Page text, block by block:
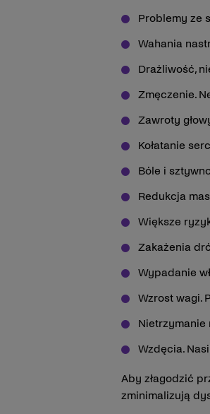
Problemy ze
Wahania
Drażliwość,
Zmęczenie.
Zawroty
Kołatanie
Bóle i
Redukcja
Większe
Zakażenia
Wypadanie
Wzrost wagi.
Nietrzymanie
Wzdęcia.
Aby złagodzić
zminimalizują